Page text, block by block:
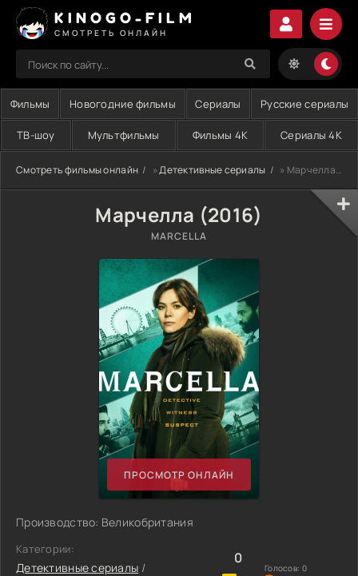
KINOGO-FILM
СМОТРЕТЬ ОНЛАЙН
Фильмы Новогодние фильмы Сериалы Русские сериалы
ТВ-шоу Мультфильмы Фильмы 4K Сериалы 4K
Смотреть фильмы онлайн »Детективные сериалы » Марчелла (2016)
Марчелла (2016)
MARCELLA
ПРОСМОТР ОНЛАЙН
Производство: Великобритания
Категории:
Детективные сериалы /
0
Голосов: 0